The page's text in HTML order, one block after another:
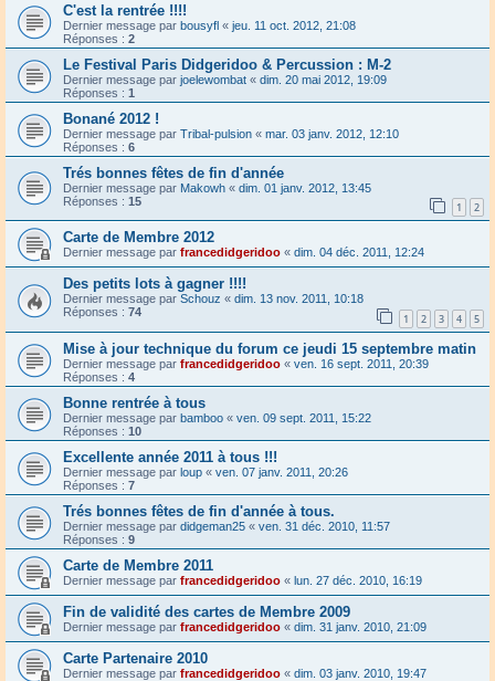
C'est la rentrée !!!!
Dernier message par bousyfl « jeu. 11 oct. 2012, 21:08
Réponses : 2
Le Festival Paris Didgeridoo & Percussion : M-2
Dernier message par joelewombat « dim. 20 mai 2012, 19:09
Réponses : 1
Bonané 2012 !
Dernier message par Tribal-pulsion « mar. 03 janv. 2012, 12:10
Réponses : 6
Trés bonnes fêtes de fin d'année
Dernier message par Makowh « dim. 01 janv. 2012, 13:45
Réponses : 15 1 2
Carte de Membre 2012
Dernier message par francedidgeridoo « dim. 04 déc. 2011, 12:24
Des petits lots à gagner !!!!
Dernier message par Schouz « dim. 13 nov. 2011, 10:18
Réponses : 74 1 2 3 4 5
Mise à jour technique du forum ce jeudi 15 septembre matin
Dernier message par francedidgeridoo « ven. 16 sept. 2011, 20:39
Réponses : 4
Bonne rentrée à tous
Dernier message par bamboo « ven. 09 sept. 2011, 15:22
Réponses : 10
Excellente année 2011 à tous !!!
Dernier message par loup « ven. 07 janv. 2011, 20:26
Réponses : 7
Trés bonnes fêtes de fin d'année à tous.
Dernier message par didgeman25 « ven. 31 déc. 2010, 11:57
Réponses : 9
Carte de Membre 2011
Dernier message par francedidgeridoo « lun. 27 déc. 2010, 16:19
Fin de validité des cartes de Membre 2009
Dernier message par francedidgeridoo « dim. 31 janv. 2010, 21:09
Carte Partenaire 2010
Dernier message par francedidgeridoo « dim. 03 janv. 2010, 19:47